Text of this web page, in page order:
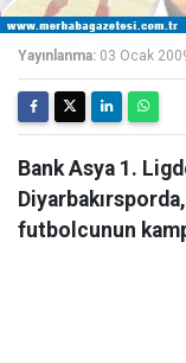
Yayınlanma: 03 Ocak
Bank Asya 1.
futbolcunun